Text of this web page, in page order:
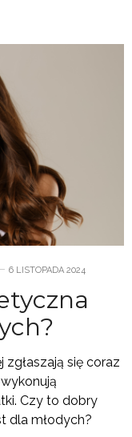
6 LISTOPADA 2024
się coraz
Czy to dobry
dla młodych?